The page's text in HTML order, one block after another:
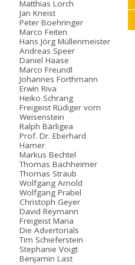
Matthias Lorch
Jan Kneist
Peter Boehringer
Marco Feiten
Hans Jörg Müllenmeister
Andreas Speer
Daniel Haase
Marco Freundl
Johannes Forthmann
Erwin Riva
Heiko Schrang
Freigeist Rüdiger vom
Weisenstein
Ralph Bärligea
Prof. Dr. Eberhard
Hamer
Markus Bechtel
Thomas Bachheimer
Thomas Straub
Wolfgang Arnold
Wolfgang Prabel
Christoph Geyer
David Reymann
Freigeist Maria
Die Advertorials
Tim Schieferstein
Stephanie Voigt
Benjamin Last